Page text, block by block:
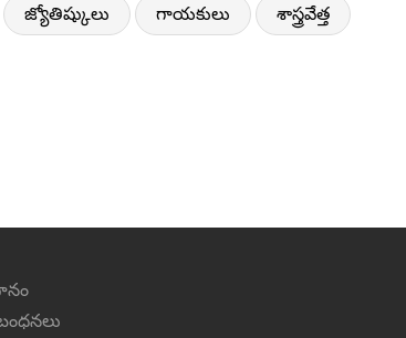
జ్యోతిష్కులు గాయకులు శాస్త్రవేత్త